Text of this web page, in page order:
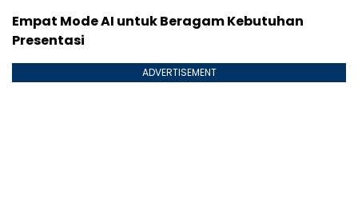
Empat Mode AI untuk Beragam Kebutuhan
Presentasi
ADVERTISEMENT